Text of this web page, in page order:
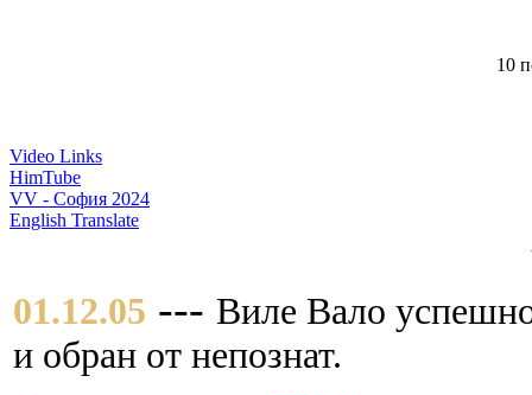
10
Video Links
HimTube
VV - София 2024
English Translate
01.12.05 --- Виле Вало
и обран от непознат.